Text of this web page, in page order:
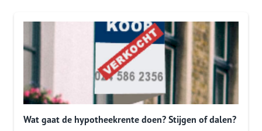
Wat gaat de hypotheekrente doen? Stijgen of dalen?